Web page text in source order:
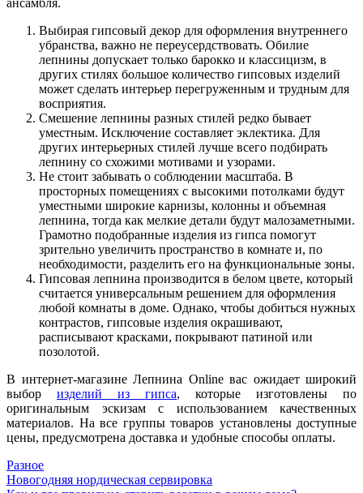
ансамбля.
Выбирая гипсовый декор для оформления внутреннего
убранства, важно не переусердствовать. Обилие
лепнины допускает только барокко и классицизм, в
других стилях большое количество гипсовых изделий
может сделать интерьер перегруженным и трудным для
восприятия.
Смешение лепнины разных стилей редко бывает
уместным. Исключение составляет эклектика. Для
других интерьерных стилей лучше всего подбирать
лепнину со схожими мотивами и узорами.
Не стоит забывать о соблюдении масштаба. В
просторных помещениях с высокими потолками будут
уместными широкие карнизы, колонны и объемная
лепнина, тогда как мелкие детали будут малозаметными.
Грамотно подобранные изделия из гипса помогут
зрительно увеличить пространство в комнате и, по
необходимости, разделить его на функциональные зоны.
Гипсовая лепнина производится в белом цвете, который
считается универсальным решением для оформления
любой комнаты в доме. Однако, чтобы добиться нужных
контрастов, гипсовые изделия окрашивают,
расписывают красками, покрывают патиной или
позолотой.
В интернет-магазине Лепнина Online вас ожидает широкий
выбор изделий из гипса, которые изготовлены по
оригинальным эскизам с использованием качественных
материалов. На все группы товаров установлены доступные
цены, предусмотрена доставка и удобные способы оплаты.
Разное
Навигация
Новогодняя нордическая сервировка